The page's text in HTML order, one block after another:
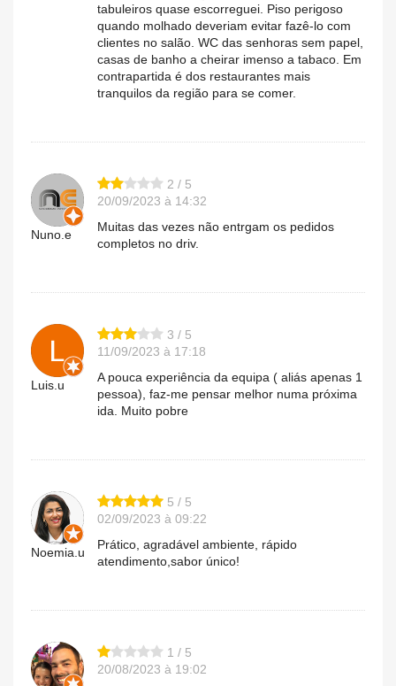
tabuleiros quase escorreguei. Piso perigoso
quando molhado deveriam evitar fazê-lo com
clientes no salão. WC das senhoras sem papel,
casas de banho a cheirar imenso a tabaco. Em
contrapartida é dos restaurantes mais
tranquilos da região para se comer.
Nuno.e
2 / 5
20/09/2023 à 14:32
Muitas das vezes não entrgam os pedidos
completos no driv.
Luis.u
3 / 5
11/09/2023 à 17:18
A pouca experiência da equipa ( aliás apenas 1
pessoa), faz-me pensar melhor numa próxima
ida. Muito pobre
Noemia.u
5 / 5
02/09/2023 à 09:22
Prático, agradável ambiente, rápido
atendimento,sabor único!
1 / 5
20/08/2023 à 19:02